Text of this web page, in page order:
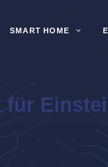
SMART HOME
für